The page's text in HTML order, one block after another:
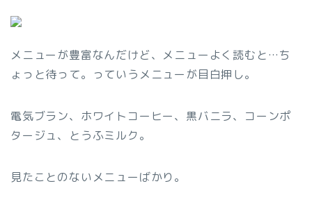
メニューが豊富なんだけど、メニューよく読むと…ち
ょっと待って。っていうメニューが目白押し。
電気ブラン、ホワイトコーヒー、黒バニラ、コーンポ
タージュ、とうふミルク。
見たことのないメニューばかり。